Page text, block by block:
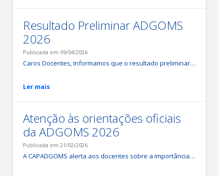
Resultado Preliminar ADGOMS
2026
Publicada em 09/04/2026
Caros Docentes, Informamos que o resultado preliminar da ADGOMS 2026 já está disponível no site da UPE e na sessão "Documentos" do Sistema RAD-UPE. Solicitamos que verifiquem atentamente a situação de sua avaliação e, caso identifiquem necessidade, abram recurso diretamente no Sistema, indicando para qual avaliação o pedido se refere. Período para interposição de recursos: 09/04 a 08/05 (1ª instância - análise pelas comissões locais). Atenção: Em caso de insatisfação com o parecer, o recurso poderá ser escalado para 2ª instância (análise pela CAPADGOMS) até 17/05.
Ler mais
Atenção às orientações oficiais
da ADGOMS 2026
Publicada em 21/02/2026
A CAPADGOMS alerta aos docentes sobre a importância de atenção no preenchimento dos Relatórios de Atividades Docentes (RADs). As orientações oficiais da ADGOMS 2026 estão disponíveis no sistema RAD-UPE para leitura (https://avaliacaodocente.upe.br/). Na Avaliação de Desempenho 2026 deverão ser informadas exclusivamente as atividades desenvolvidas relativas ao vínculo docente da UPE nas dimensões Ensino, Pesquisa, Extensão e/ou Gestão no ano de 2025 e, para fins de registro dos Qualis das revistas, utilizar a classificação oficial vigente da Capes no quadriênio 2021–2024.